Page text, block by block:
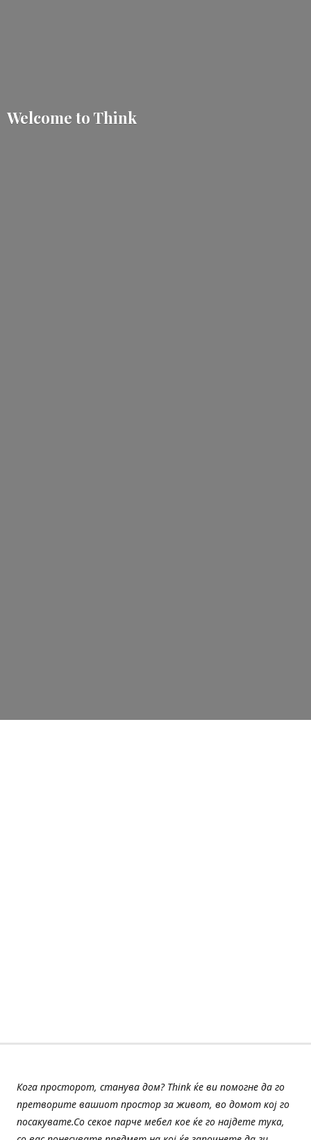
Welcome to Think
Кога просторот, станува дом? Think ќе ви помогне да го
претворите вашиот простор за живот, во домот кој го
посакувате.Со секое парче мебел кое ќе го најдете тука,